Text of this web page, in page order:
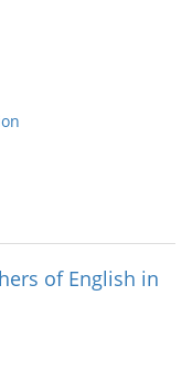
of English in